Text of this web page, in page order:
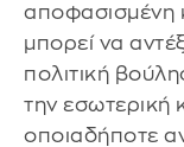
αποφασισμένη
μπορεί να
πολιτική
την εσωτερική
οποιαδήποτε